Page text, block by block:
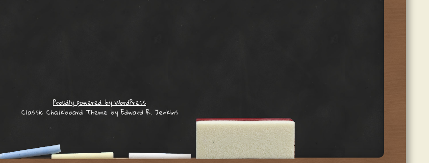
Proudly powered by WordPress
Classic Chalkboard Theme by Edward R. Jenkins